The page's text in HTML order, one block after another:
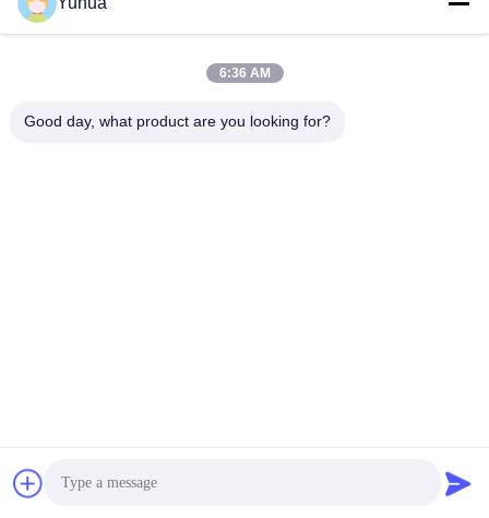
6:36 AM
Good day, what product are you looking for?